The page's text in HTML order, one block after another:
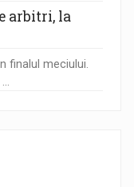
arbitri, la
finalul meciului.